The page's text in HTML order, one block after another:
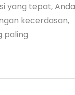
yang tepat, Anda
kecerdasan,
paling